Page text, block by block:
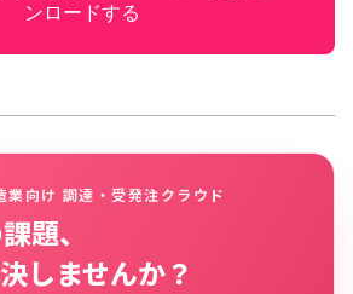
ンロードする
向け 調達・受発注クラウド
題、
しませんか？